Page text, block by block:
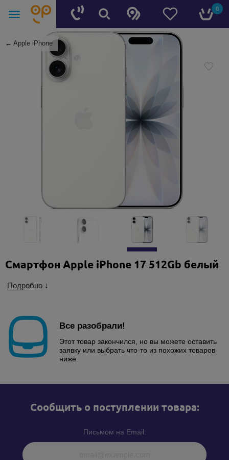
0
← Apple iPhone
Смартфон Apple iPhone 17 512Gb белый
Подробно ↓
Все разобрали!
Этот товар закончился, но вы можете оставить
заявку или выбрать что-то из похожих товаров
ниже.
Cообщить о поступлении товара:
Письмом на Email: